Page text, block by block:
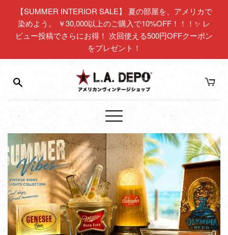
【SUMMER INTERIOR SALE】 夏の部屋を、アメリカで
染めよう。 ￥30,000以上のご購入で10%OFF！！！✨ レ
ビュー投稿でさらにお得！ 次回使える500円OFFクーポン
をプレゼント！
L.A.DEPO（エ
エ
ー
デ
ポ）
メ
ニ
ュ
ー